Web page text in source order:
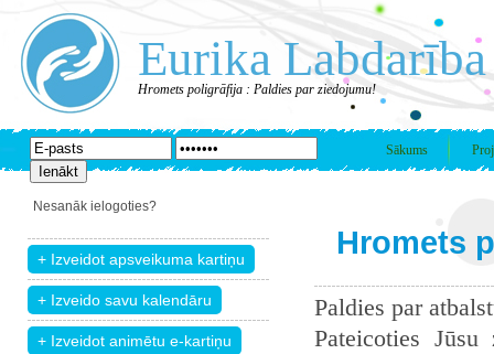
Eurika Labdarība
Hromets poligrāfija : Paldies par ziedojumu!
Sākums
Nesanāk ielogoties?
Hromets
Paldies par
Pateicoties